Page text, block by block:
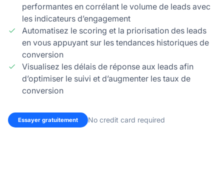
performantes en corrélant le volume de leads avec
les indicateurs d’engagement
Automatisez le scoring et la priorisation des leads
en vous appuyant sur les tendances historiques de
conversion
Visualisez les délais de réponse aux leads afin
d’optimiser le suivi et d’augmenter les taux de
conversion
Essayer gratuitement No credit card required